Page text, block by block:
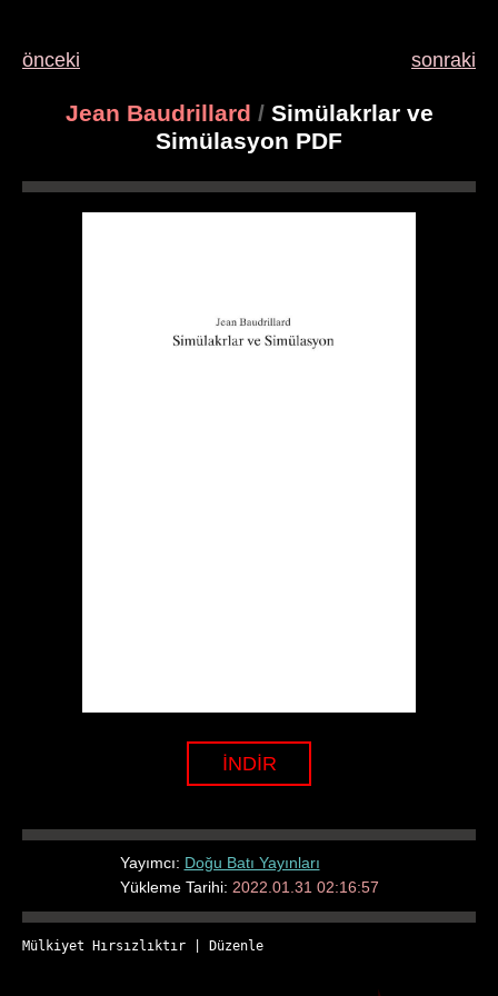
önceki sonraki
Jean Baudrillard /Simülakrlar ve
Simülasyon PDF
İNDİR
Yayımcı: Doğu Batı Yayınları
Yükleme Tarihi: 2022.01.31 02:16:57
Mülkiyet Hırsızlıktır Düzenle